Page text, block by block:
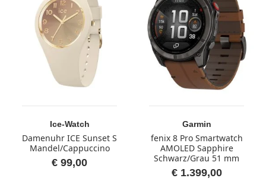
Ice-Watch
Damenuhr ICE Sunset S
Mandel/Cappuccino
€ 99,00
Garmin
fenix 8 Pro Smartwatch
AMOLED Sapphire
Schwarz/Grau 51 mm
€ 1.399,00